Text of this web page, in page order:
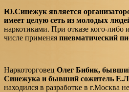
Ю.Синежук является
имеет целую сеть из молодых
наркотиками. При отказе кого-
числе применяя пневматический
Наркоторговец Олег Бибик,
Синежука и бывший сожитель
находился в разработке в г.Москва